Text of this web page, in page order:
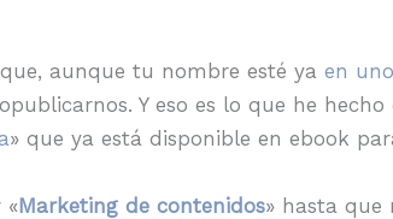
aunque tu nombre esté ya en
Y eso es lo que he
» que ya está disponible en ebook
«Marketing de contenidos» hasta que